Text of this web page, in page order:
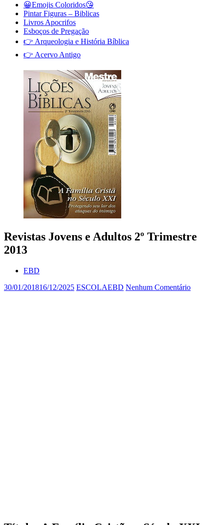
😀Emojis Coloridos😘
Pintar Figuras – Biblicas
Livros Apocrifos
Esboços de Pregação
👉 Arqueologia e História Bíblica
👉 Acervo Antigo
Revistas Jovens e Adultos 2º Trimestre
2013
EBD
30/01/201816/12/2025 ESCOLAEBD Nenhum Comentário